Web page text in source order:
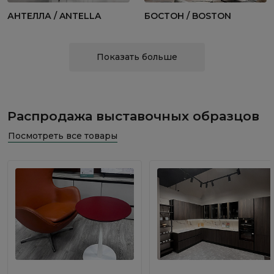
АНТЕЛЛА / ANTELLA БОСТОН / BOSTON
Показать больше
Распродажа выставочных образцов
Посмотреть все товары